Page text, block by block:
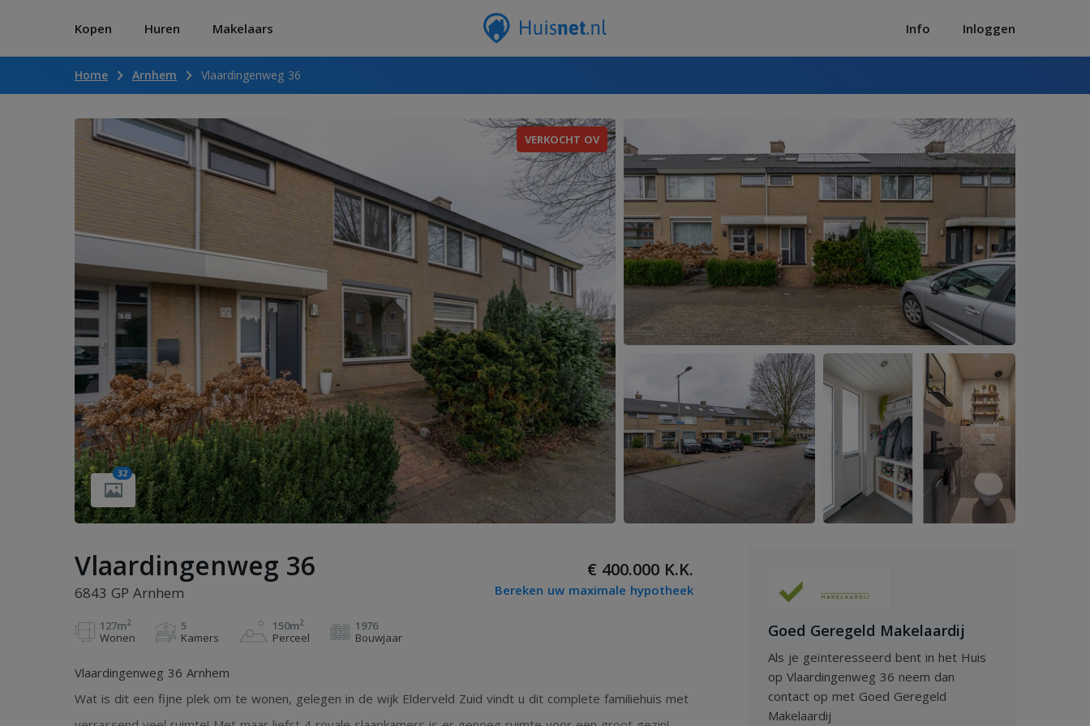
Kopen Huren Makelaars Info Inloggen
Home Arnhem Vlaardingenweg 36
VERKOCHT OV
32
Vlaardingenweg 36
6843 GP Arnhem
€ 400.000 K.K.
Bereken uw maximale hypotheek
127m2
Wonen
5
Kamers
150m2
Perceel
1976
Bouwjaar
Vlaardingenweg 36 Arnhem
Wat is dit een fijne plek om te wonen, gelegen in de wijk Elderveld Zuid vindt u dit complete familiehuis met
Goed Geregeld Makelaardij
Als je geïnteresseerd bent in het Huis
op Vlaardingenweg 36 neem dan
contact op met Goed Geregeld
Makelaardij